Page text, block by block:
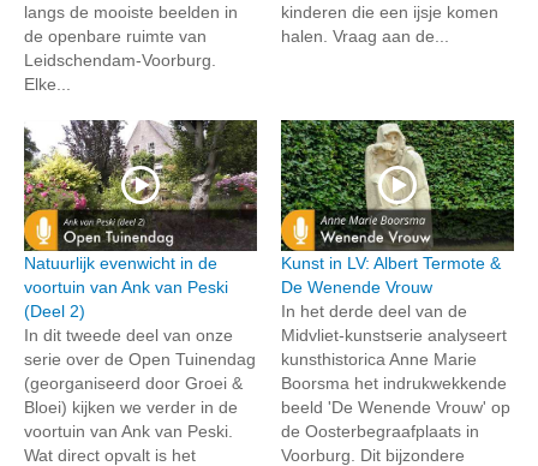
langs de mooiste beelden in
de openbare ruimte van
Leidschendam-Voorburg.
Elke...
kinderen die een ijsje komen
halen. Vraag aan de...
Natuurlijk evenwicht in de
voortuin van Ank van Peski
(Deel 2)
In dit tweede deel van onze
serie over de Open Tuinendag
(georganiseerd door Groei &
Bloei) kijken we verder in de
voortuin van Ank van Peski.
Wat direct opvalt is het
Kunst in LV: Albert Termote &
De Wenende Vrouw
In het derde deel van de
Midvliet-kunstserie analyseert
kunsthistorica Anne Marie
Boorsma het indrukwekkende
beeld 'De Wenende Vrouw' op
de Oosterbegraafplaats in
Voorburg. Dit bijzondere